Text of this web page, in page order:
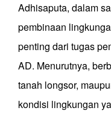
Adhisaputa, dalam
pembinaan
penting dari tugas
AD. Menurutnya,
tanah longsor,
kondisi lingkungan